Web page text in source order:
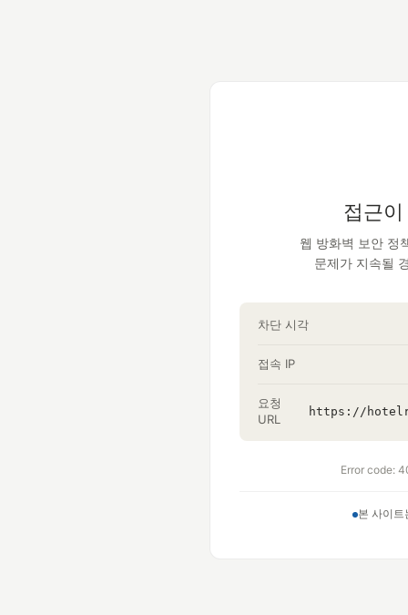
접근
웹 방화벽 보안 정
문제가 지속될
차단 시각
접속 IP
요청
URL
Error code:
본 사이